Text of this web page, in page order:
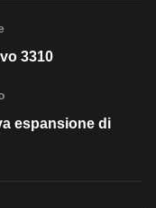
3310
espansione di